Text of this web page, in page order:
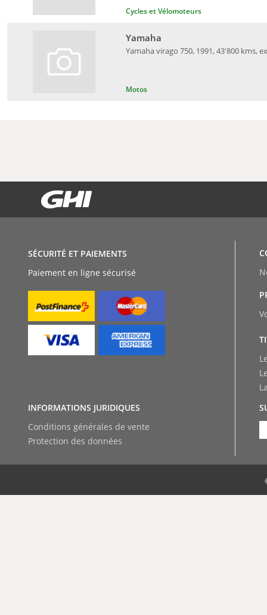
Cycles et Vélomoteurs
Motos
Yamaha virago 750, 1991, 43'800 kms,
Yamaha
Protection des données
Conditions générales de vente
INFORMATIONS JURIDIQUES
Paiement en ligne sécurisé
SÉCURITÉ ET PAIEMENTS